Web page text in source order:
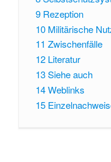
9 Rezeption
10 Militärische
11 Zwischenfälle
12 Literatur
13Siehe auch
14Weblinks
15